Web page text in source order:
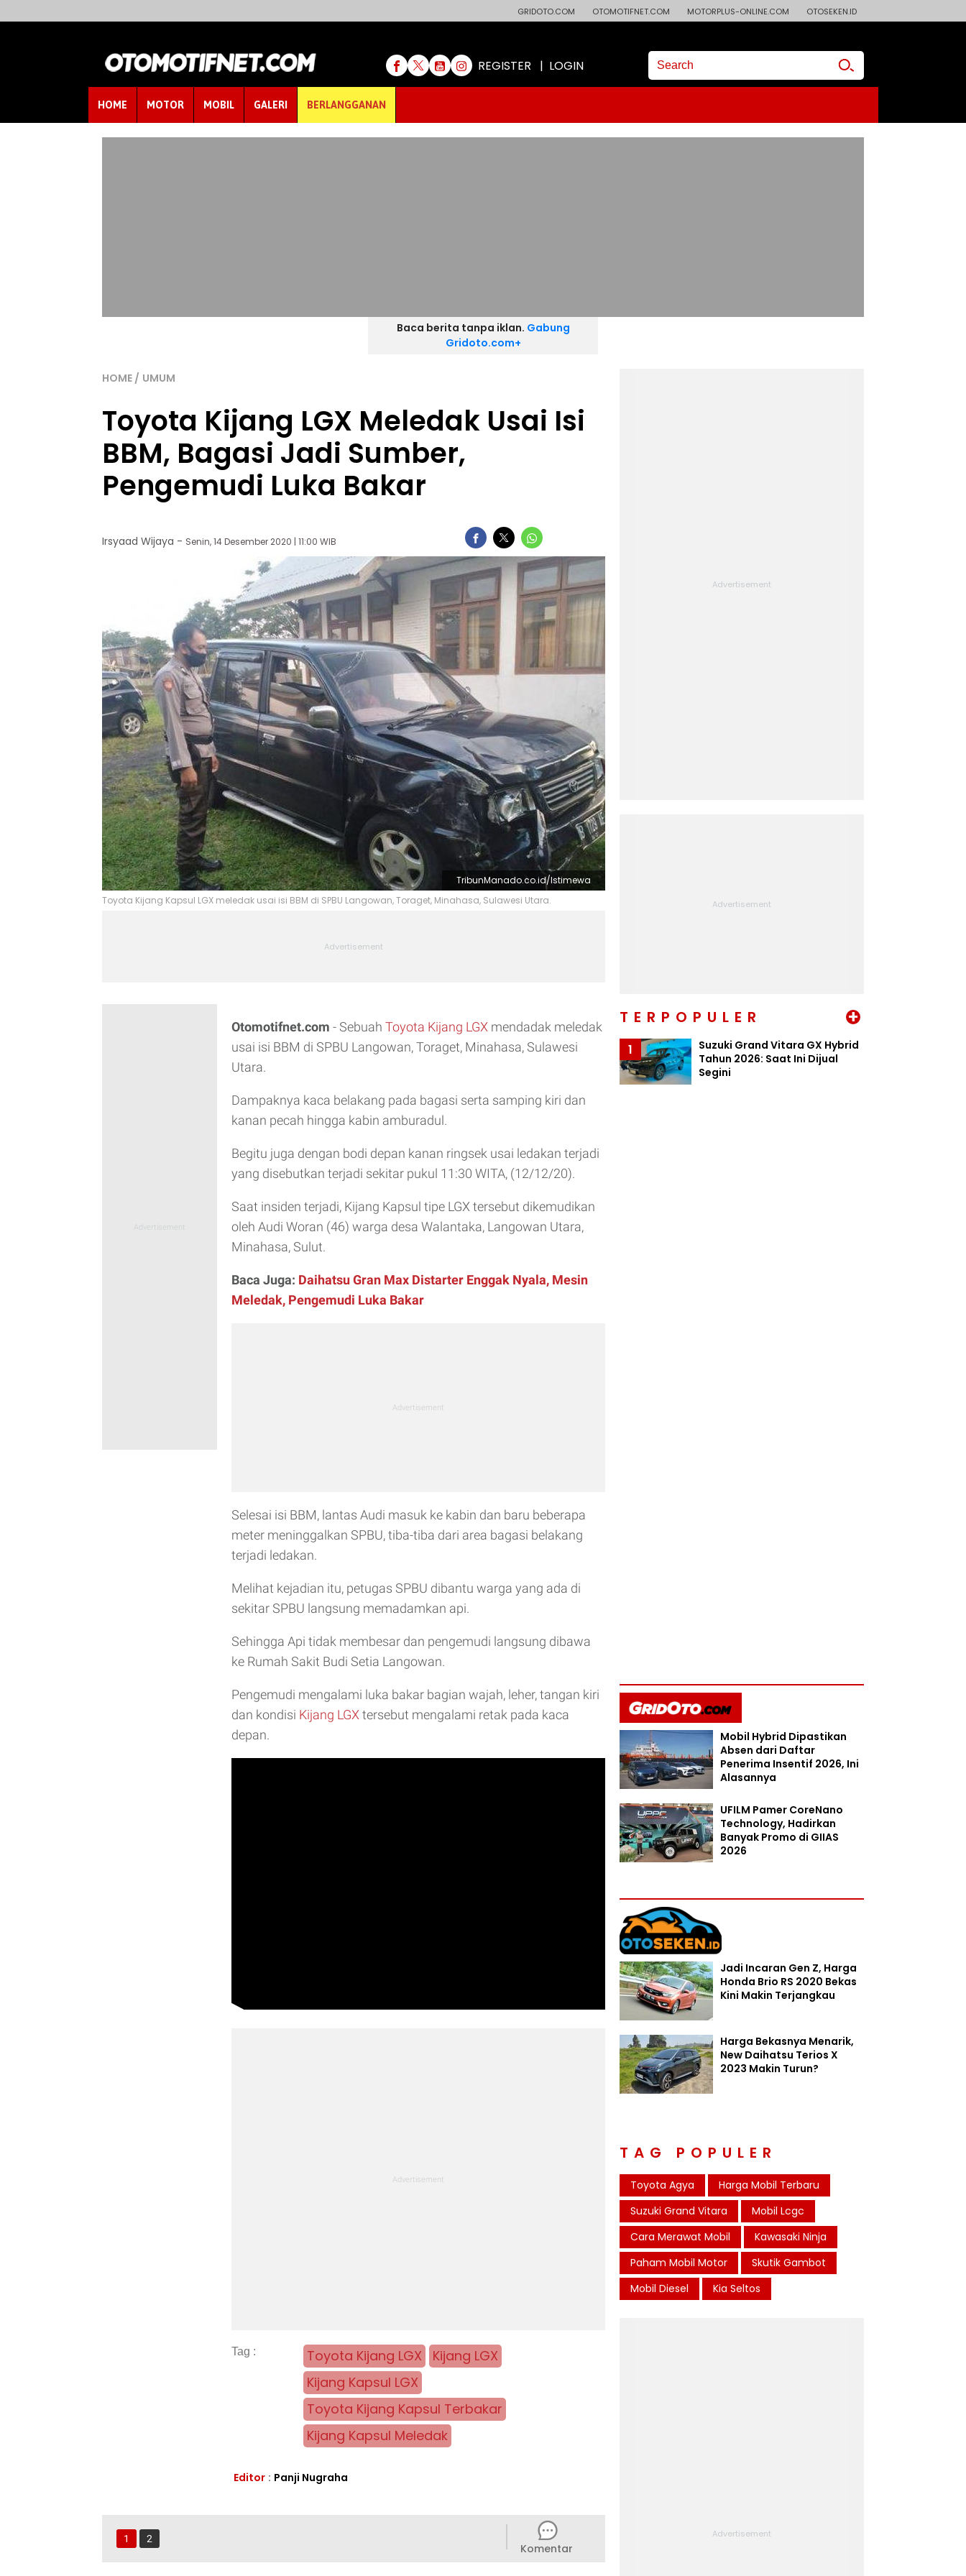
GRIDOTO.COM OTOMOTIFNET.COM MOTORPLUS-ONLINE.COM OTOSEKEN.ID
REGISTER | LOGIN
HOME MOTOR MOBIL GALERI BERLANGGANAN
Baca berita tanpa iklan. Gabung
Gridoto.com+
HOME UMUM
Toyota Kijang LGX Meledak Usai Isi
BBM, Bagasi Jadi Sumber,
Pengemudi Luka Bakar
Irsyaad Wijaya - Senin, 14 Desember 2020 | 11:00 WIB
TribunManado.co.id/Istimewa
Toyota Kijang Kapsul LGX meledak usai isi BBM di SPBU Langowan, Toraget, Minahasa, Sulawesi Utara.
Otomotifnet.com - Sebuah Toyota Kijang LGX mendadak meledak
usai isi BBM di SPBU Langowan, Toraget, Minahasa, Sulawesi
Utara.
Dampaknya kaca belakang pada bagasi serta samping kiri dan
kanan pecah hingga kabin amburadul.
Begitu juga dengan bodi depan kanan ringsek usai ledakan terjadi
yang disebutkan terjadi sekitar pukul 11:30 WITA, (12/12/20).
Saat insiden terjadi, Kijang Kapsul tipe LGX tersebut dikemudikan
oleh Audi Woran (46) warga desa Walantaka, Langowan Utara,
Minahasa, Sulut.
Baca Juga: Daihatsu Gran Max Distarter Enggak Nyala, Mesin
Meledak, Pengemudi Luka Bakar
Selesai isi BBM, lantas Audi masuk ke kabin dan baru beberapa
meter meninggalkan SPBU, tiba-tiba dari area bagasi belakang
terjadi ledakan.
Melihat kejadian itu, petugas SPBU dibantu warga yang ada di
sekitar SPBU langsung memadamkan api.
Sehingga Api tidak membesar dan pengemudi langsung dibawa
ke Rumah Sakit Budi Setia Langowan.
Pengemudi mengalami luka bakar bagian wajah, leher, tangan kiri
dan kondisi Kijang LGXtersebut mengalami retak pada kaca
depan.
Toyota Kijang LGX
Kijang LGX
Kijang Kapsul LGX
Toyota Kijang Kapsul Terbakar
Kijang Kapsul Meledak
Editor : Panji Nugraha
1 2
Komentar
TERPOPULER +
1
Suzuki Grand Vitara GX Hybrid
Tahun 2026: Saat Ini Dijual
Segini
Mobil Hybrid Dipastikan
Absen dari Daftar
Penerima Insentif 2026, Ini
Alasannya
UFILM Pamer CoreNano
Technology, Hadirkan
Banyak Promo di GIIAS
2026
Jadi Incaran Gen Z, Harga
Honda Brio RS 2020 Bekas
Kini Makin Terjangkau
Harga Bekasnya Menarik,
New Daihatsu Terios X
2023 Makin Turun?
TAG POPULER
Toyota Agya
Harga Mobil Terbaru
Suzuki Grand Vitara
Mobil Lcgc
Cara Merawat Mobil
Kawasaki Ninja
Paham Mobil Motor
Skutik Gambot
Mobil Diesel
Kia Seltos